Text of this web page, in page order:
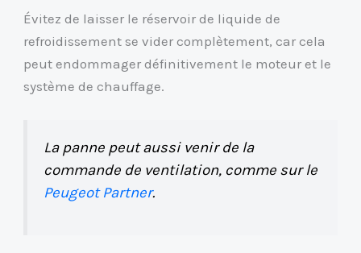
Évitez de laisser le réservoir de liquide de
refroidissement se vider complètement, car cela
peut endommager définitivement le moteur et le
système de chauffage.
La panne peut aussi venir de la
commande de ventilation, comme sur le
Peugeot Partner.